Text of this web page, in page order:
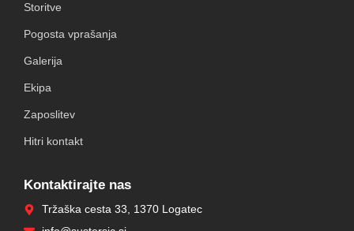
Storitve
Pogosta vprašanja
Galerija
Ekipa
Zaposlitev
Hitri kontakt
Kontaktirajte nas
Tržaška cesta 33, 1370 Logatec